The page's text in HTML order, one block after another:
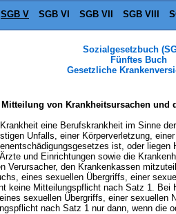
SGB V SGB VI SGB VII SGB VIII
Sozialgesetzbuch
Fünftes Buch
Gesetzliche
Mitteilung von Krankheitsursachen und
eine Berufskrankheit im Sinne
Unfalls, einer Körperverletzung,
ist, oder
und Einrichtungen sowie die
Verursacher, den Krankenkassen
eines sexuellen Übergriffs, einer
keine Mitteilungspflicht nach Satz 1.
sexuellen Übergriffs, einer sexuellen
nach Satz 1 nur dann, wenn die